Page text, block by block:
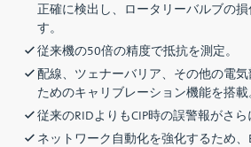
正確に検出し、ロータリーバルブの
す。
従来機の50倍の精度で抵抗を測定。
配線、ツェナーバリア、その他の電
ためのキャリブレーション機能を搭載
従来のRIDよりもCIP時の誤警報がさら
ネットワーク自動化を強化するため